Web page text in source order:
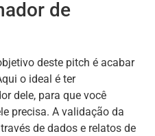
de
deste pitch é acabar
o ideal é ter
dele, para que você
precisa. A validação da
de dados e relatos de